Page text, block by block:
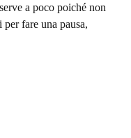
a poco poiché non
fare una pausa,